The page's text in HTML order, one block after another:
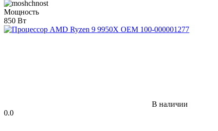
Мощность
850 Вт
В наличии
0.0